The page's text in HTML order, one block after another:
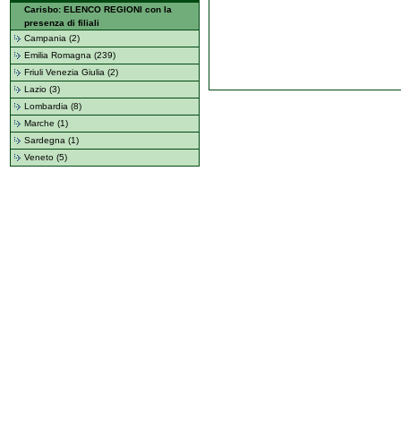
Carisbo: ELENCO REGIONI con la
presenza di filiali
Campania (2)
Emilia Romagna (239)
Friuli Venezia Giulia (2)
Lazio (3)
Lombardia (8)
Marche (1)
Sardegna (1)
Veneto (5)